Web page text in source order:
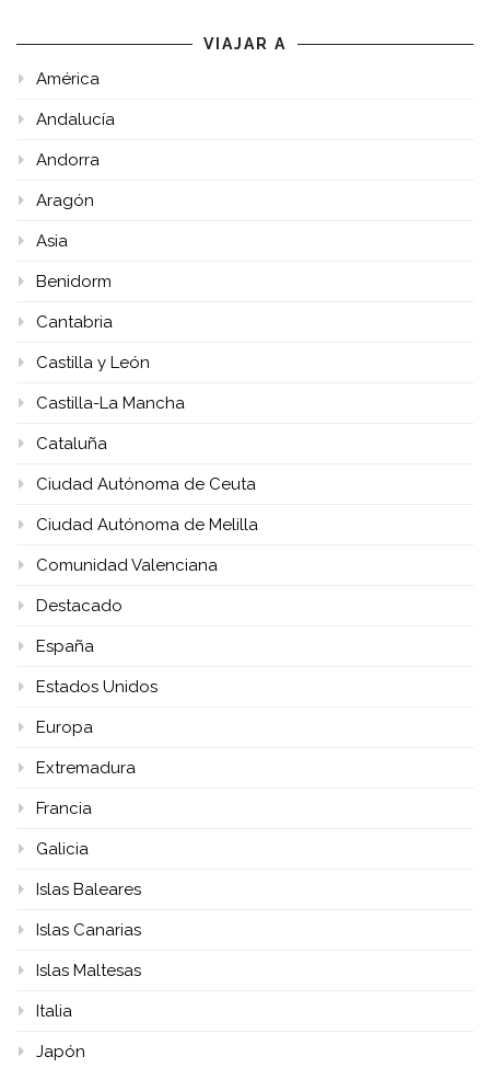
VIAJAR A
América
Andalucía
Andorra
Aragón
Asia
Benidorm
Cantabria
Castilla y León
Castilla-La Mancha
Cataluña
Ciudad Autónoma de Ceuta
Ciudad Autónoma de Melilla
Comunidad Valenciana
Destacado
España
Estados Unidos
Europa
Extremadura
Francia
Galicia
Islas Baleares
Islas Canarias
Islas Maltesas
Italia
Japón